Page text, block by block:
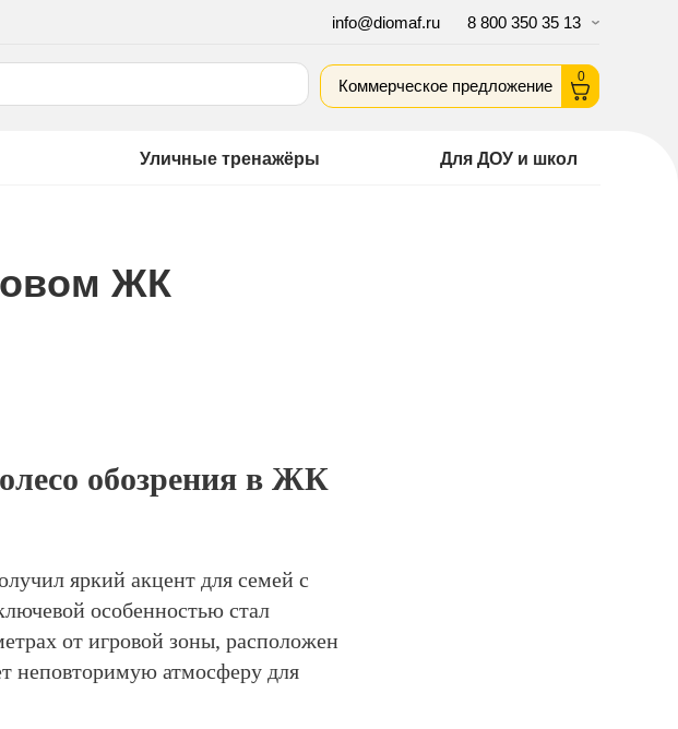
info@diomaf.ru 8 800 350 35 13
Коммерческое предложение
0
Уличные тренажёры Для ДОУ и школ
ЖК
обозрения в ЖК
яркий акцент для семей с
особенностью стал
от игровой зоны, расположен
неповторимую атмосферу для